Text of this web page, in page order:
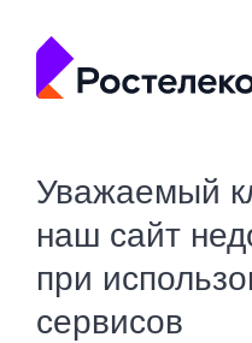
Уважаемый
наш сайт
при
сервисов